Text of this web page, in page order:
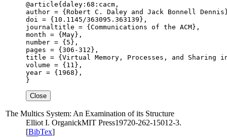
@article{daley:68:cacm,
author = {Robert C. Daley and Jack Bonnell
doi = {10.1145/363095.363139},
journaltitle = {Communications of the ACM},
month = {May},
number = {5},
pages = {306-312},
title = {Virtual Memory, Processes, and Sharing in
volume = {11},
year = {1968},
}
Close
The Multics System: An Examination of its Structure
Elliot I. OrganickMIT Press19720-262-15012-3.
[BibTex]